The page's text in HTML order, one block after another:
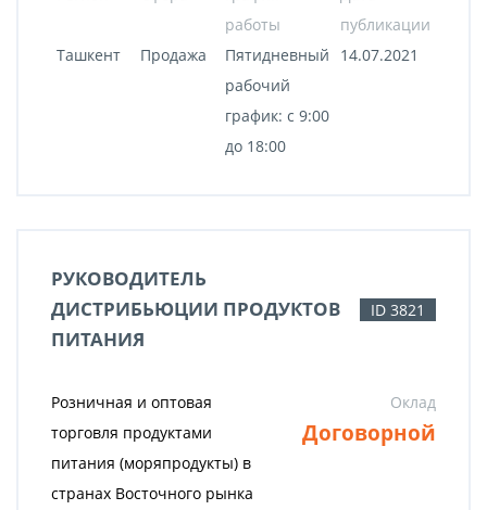
работы
публикации
Ташкент
Продажа
Пятидневный
рабочий
график: с 9:00
до 18:00
14.07.2021
РУКОВОДИТЕЛЬ
ДИСТРИБЬЮЦИИ ПРОДУКТОВ
ПИТАНИЯ
ID 3821
Розничная и оптовая
торговля продуктами
питания (моряпродукты) в
странах Восточного рынка
Оклад
Договорной